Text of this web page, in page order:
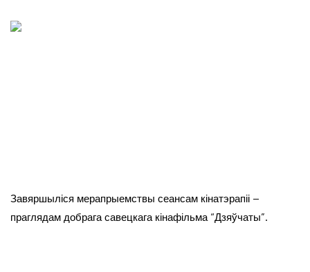
Завяршыліся мерапрыемствы сеансам кінатэрапіі –
праглядам добрага савецкага кінафільма “Дзяўчаты”.